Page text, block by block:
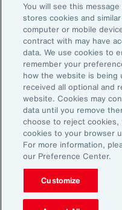
actualizaciones
opinión.
Dirección de correo
Suscribirse
©2026 Aon plc. Todos los
Declaración de privacidad
Preferencias de correo
No vender ni compartir mi
You will see this
stores cookies and
computer or mobile
contract with may have
data. We use cookies to
remember your
how the website is being
received all optional and
website. Cookies may
data until you remove
choose to reject
cookies to your browser
For more information,
our Preference Center.
Customize